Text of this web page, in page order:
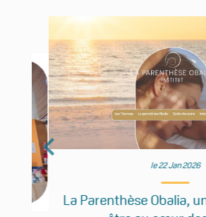
le 22 Jan 2026
La Parenthèse Obalia, un